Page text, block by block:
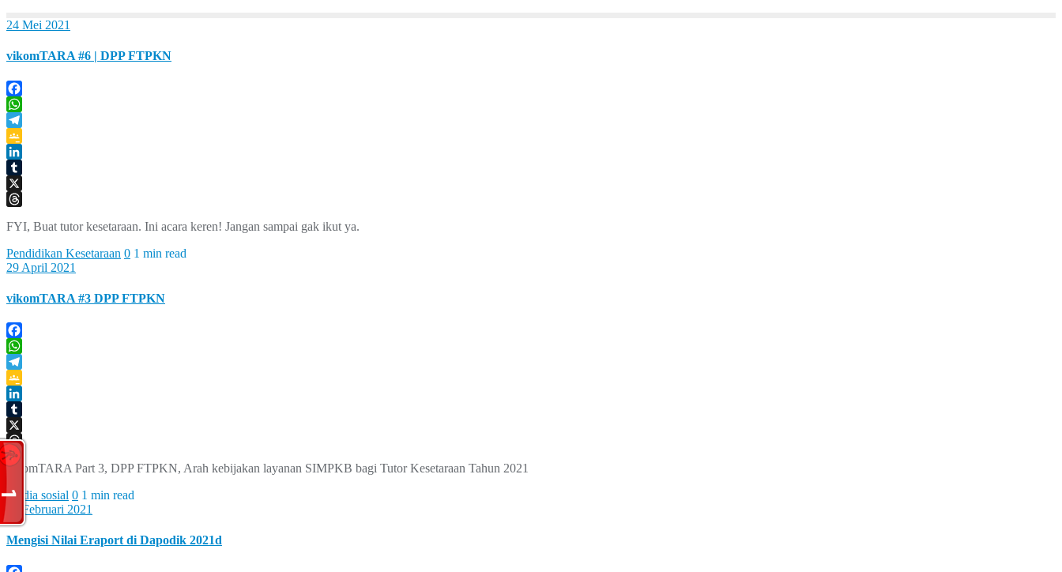
24 Mei 2021
vikomTARA #6 | DPP FTPKN
Facebook
WhatsApp
Telegram
Google
Classroom
LinkedIn
Tumblr
X
FYI, Buat tutor kesetaraan. Ini acara keren! Jangan sampai gak ikut ya.
Pendidikan Kesetaraan 0 1 min read
29 April 2021
vikomTARA #3 DPP FTPKN
Facebook
WhatsApp
Telegram
Google
Classroom
LinkedIn
Tumblr
X
Threads
vikomTARA Part 3, DPP FTPKN, Arah kebijakan layanan SIMPKB bagi Tutor Kesetaraan Tahun 2021
Media sosial 0 1 min read
14 Februari 2021
Mengisi Nilai Eraport di Dapodik 2021d